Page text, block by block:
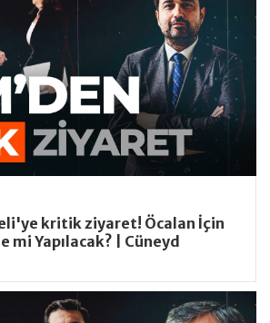
kritik ziyaret! Öcalan İçin
mi Yapılacak? | Cüneyd